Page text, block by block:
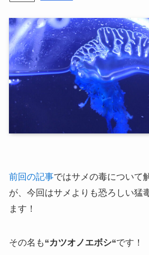
前回の記事ではサメの毒について
が、今回はサメよりも恐ろしい猛
ます！
その名も “カツオノエボシ“です！